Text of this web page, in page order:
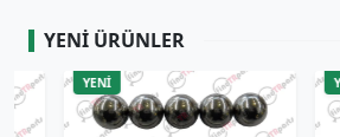
YENI ÜRÜNLER
YENİ YENİ